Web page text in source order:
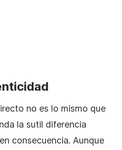
no es lo mismo que
la sutil diferencia
consecuencia. Aunque